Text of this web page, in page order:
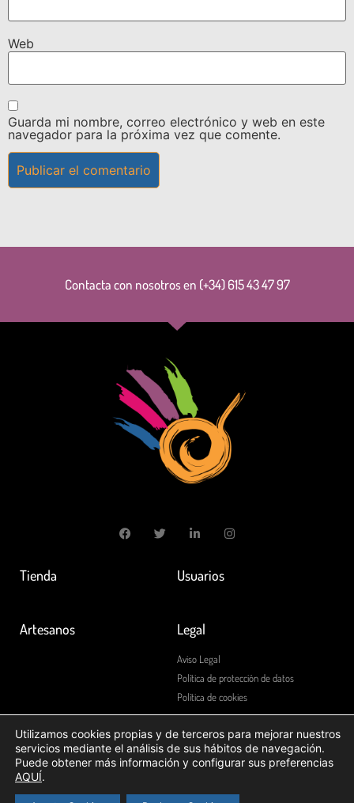
Web
Guarda mi nombre, correo electrónico y web en este
navegador para la próxima vez que comente.
Contacta con nosotros en (+34) 615 43 47 97
Tienda Usuarios
Artesanos Legal
Aviso Legal
Política de protección de datos
Política de cookies
Diseñado
por mardeasa.es
Utilizamos cookies propias y de terceros para mejorar nuestros
servicios mediante el análisis de sus hábitos de navegación.
Puede obtener más información y configurar sus preferencias
AQUÍ.